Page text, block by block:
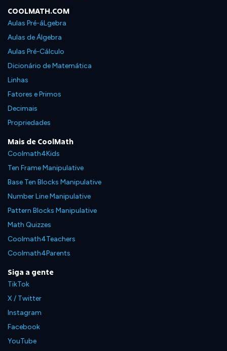
COOLMATH.COM
Aulas Pré-áLgebra
Aulas de Álgebra
Aulas Pré-Cálculo
Dicionário de Matemática
Linhas
Fatores e Primos
Decimais
Propriedades
Mais de CoolMath
Coolmath4Kids
Ten Frame Manipulative
Base Ten Blocks Manipulative
Number Line Manipulative
Pattern Blocks Manipulative
Math Quizzes
Coolmath4Teachers
Coolmath4Parents
Siga a gente
TikTok
X / Twitter
Instagram
Facebook
YouTube